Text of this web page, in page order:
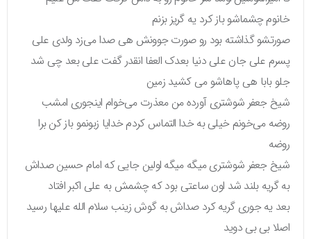
خانوم چشماشو باز کرد یه گریز بزنم
صورتشو گذاشته بود رو صورت جوونش هی صدا می‌زد ولدی علی
پسرم علی جان علی دنیا بعدک العفا انقدر گفت علی بعد چی شد
جلو بابا هی پاهاشو می کشید زمین
شیخ جعفر شوشتری آورده من معذرت می‌خوام اینجوری امشب
روضه می‌خونم خیلی به خدا التماس کردم خدایا زبونمو باز کن برا
روضه
شیخ جعفر شوشتری میگه میگه اولین جایی که امام حسین صداش
به گریه بلند شد اون ساعتی بود که چشمش به علی اکبر افتاد
بعد یه جوری گریه کرد صداش به گوش زینب سلام الله علیها رسید
اصلا بی بی دوید